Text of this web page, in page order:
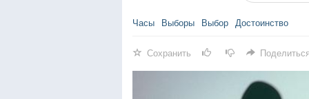
Часы Выборы Выбор Достоинство
Сохранить